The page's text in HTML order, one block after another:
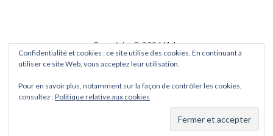
Copyright © 2026Kale
Kaleby LyraThemes.com.
Confidentialité et cookies : ce site utilise des cookies. En continuant à
utiliser ce site Web, vous acceptez leur utilisation.
Pour en savoir plus, notamment sur la façon de contrôler les cookies,
consultez :Politique relative aux cookies